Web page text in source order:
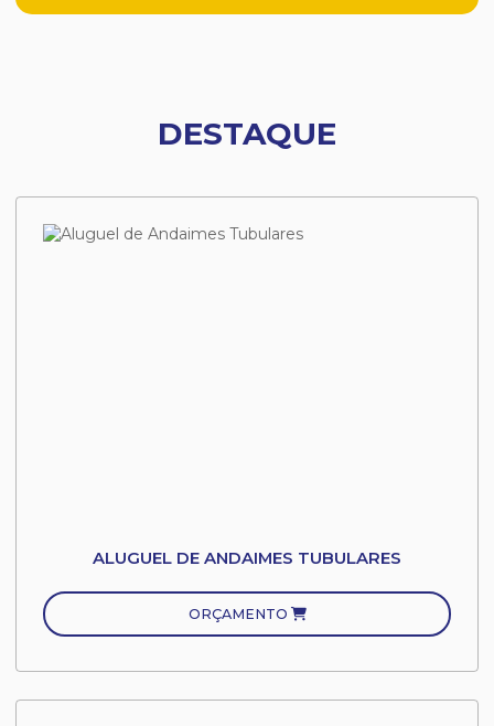
DESTAQUE
ALUGUEL DE ANDAIMES TUBULARES
ORÇAMENTO